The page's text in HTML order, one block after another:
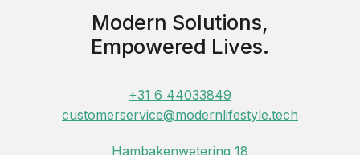
Modern Solutions,
Empowered Lives.
+31 6 44033849
customerservice@modernlifestyle.tech
Hambakenwetering 18